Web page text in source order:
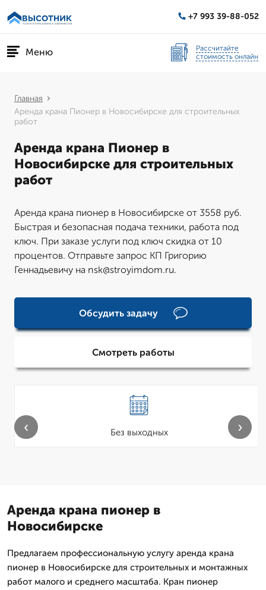
+7 993 39-88-052
Меню
Рассчитайте
стоимость онлайн
Главная
Аренда крана Пионер в Новосибирске для строительных
работ
Аренда крана Пионер в
Новосибирске для строительных
работ
Аренда крана пионер в Новосибирске от 3558 руб.
Быстрая и безопасная подача техники, работа под
ключ. При заказе услуги под ключ скидка от 10
процентов. Отправьте запрос КП Григорию
Геннадьевичу на nsk@stroyimdom.ru.
Обсудить задачу
Смотреть работы
Без выходных
‹ ›
Аренда крана пионер в
Новосибирске
Предлагаем профессиональную услугу аренда крана
пионер в Новосибирске для строительных и монтажных
работ малого и среднего масштаба. Кран пионер